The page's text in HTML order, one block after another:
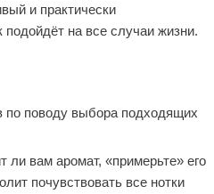
и практически
подойдёт на все случаи жизни.
по поводу выбора подходящих
ли вам аромат, «примерьте» его
почувствовать все нотки